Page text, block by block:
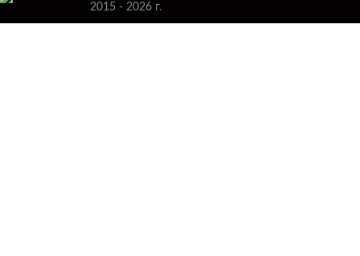
2015 - 2026 г.